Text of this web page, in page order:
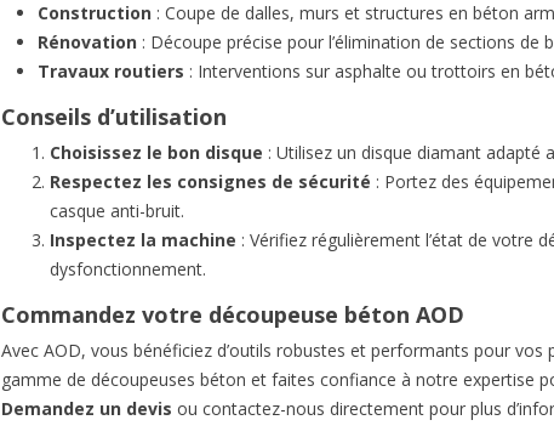
Construction: Coupe de dalles, murs et structures en béton
Rénovation: Découpe précise pour l’élimination de sections de
Travaux routiers : Interventions sur asphalte ou trottoirs en
Conseils d’utilisation
Choisissez le bon disque : Utilisez un disque diamant adapté
Respectez les consignes de sécurité : Portez des
casque anti-bruit.
Inspectez la machine : Vérifiez régulièrement l’état de votre
dysfonctionnement.
Commandez votre découpeuse béton AOD
Avec AOD, vous bénéficiez d’outils robustes et performants pour
gamme de découpeuses béton et faites confiance à notre expertise
Demandez un devis ou contactez-nous directement pour plus